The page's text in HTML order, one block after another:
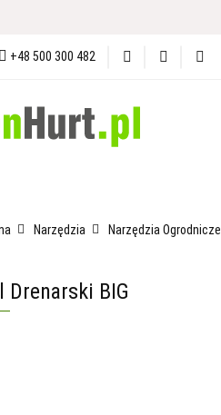
+48 500 300 482
Narzędzia Narzędzia Ogrodnicze
Drenarski BIG